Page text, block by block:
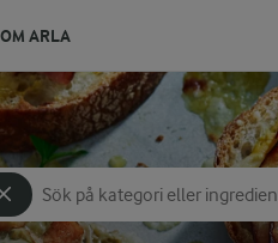
OM ARLA
Sök på kategori eller ingrediens